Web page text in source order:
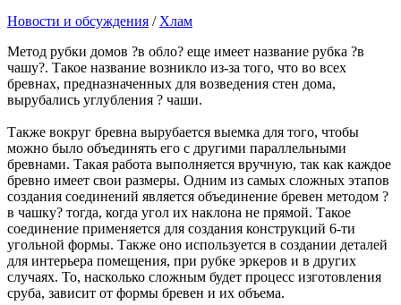
Новости и обсуждения /Хлам
Метод рубки домов ?в обло? еще имеет название рубка ?в
чашу?. Такое название возникло из-за того, что во всех
бревнах, предназначенных для возведения стен дома,
вырубались углубления ? чаши.
Также вокруг бревна вырубается выемка для того, чтобы
можно было объединять его с другими параллельными
бревнами. Такая работа выполняется вручную, так как каждое
бревно имеет свои размеры. Одним из самых сложных этапов
создания соединений является объединение бревен методом ?
в чашку? тогда, когда угол их наклона не прямой. Такое
соединение применяется для создания конструкций 6-ти
угольной формы. Также оно используется в создании деталей
для интерьера помещения, при рубке эркеров и в других
случаях. То, насколько сложным будет процесс изготовления
сруба, зависит от формы бревен и их объема.